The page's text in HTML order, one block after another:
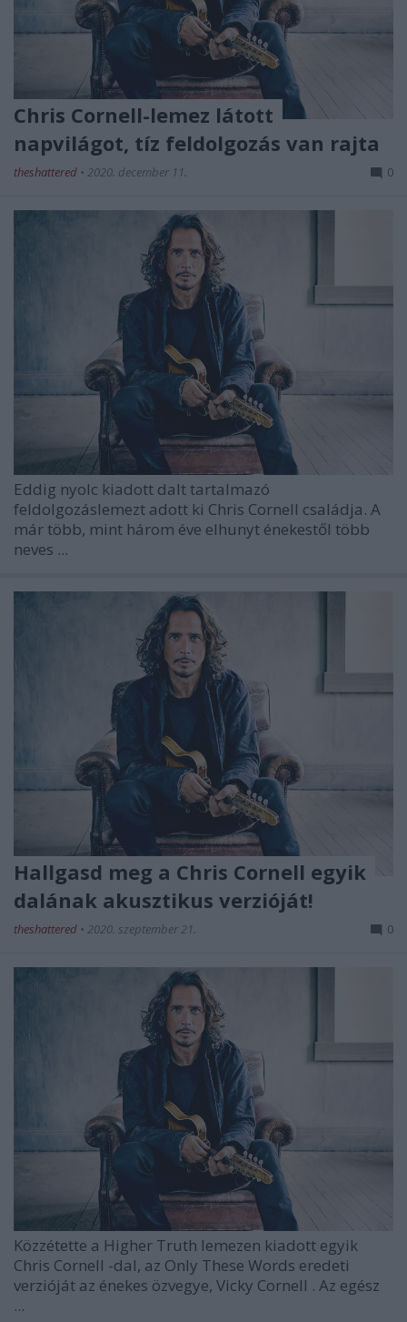
Chris Cornell-lemez látott
napvilágot, tíz feldolgozás van rajta
theshattered • 2020. december 11. 0
Eddig nyolc kiadott dalt tartalmazó
feldolgozáslemezt adott ki Chris Cornell családja. A
már több, mint három éve elhunyt énekestől több
neves ...
Hallgasd meg a Chris Cornell egyik
dalának akusztikus verzióját!
theshattered • 2020. szeptember 21. 0
Közzétette a Higher Truth lemezen kiadott egyik
Chris Cornell -dal, az Only These Words eredeti
verzióját az énekes özvegye, Vicky Cornell . Az egész
...